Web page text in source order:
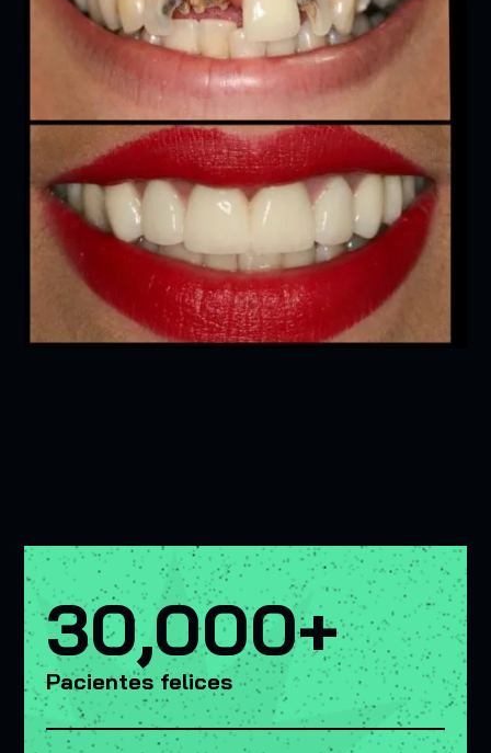
30,000+
Pacientes felices